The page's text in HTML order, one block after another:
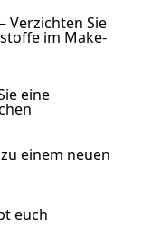
Verzichten Sie
im Make-
eine
einem neuen
euch